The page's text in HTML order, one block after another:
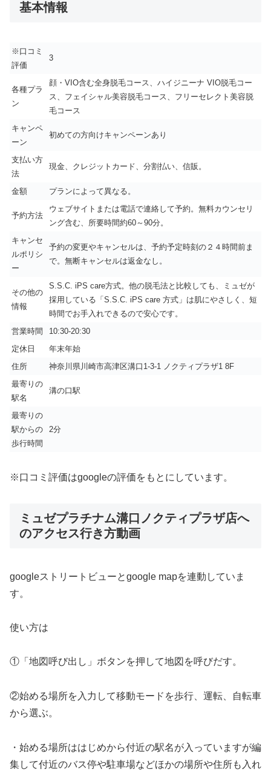
基本情報
※口コミ
評価
3
各種プラ
ン
顔・VIO含む全身脱毛コース、ハイジニーナ VIO脱毛コー
ス、フェイシャル美容脱毛コース、フリーセレクト美容脱
毛コース
キャンペ
ーン
初めての方向けキャンペーンあり
支払い方
法
現金、クレジットカード、分割払い、信販。
金額 プランによって異なる。
予約方法
ウェブサイトまたは電話で連絡して予約。無料カウンセリ
ング含む、所要時間約60～90分。
キャンセ
ルポリシ
ー
予約の変更やキャンセルは、予約予定時刻の２４時間前ま
で。無断キャンセルは返金なし。
その他の
情報
S.S.C. iPS care方式。他の脱毛法と比較しても、ミュゼが
採用している「S.S.C. iPS care 方式」は肌にやさしく、短
時間でお手入れできるので安心です。
営業時間
10:30-20:30
定休日
年末年始
住所
神奈川県川崎市高津区溝口1-3-1 ノクティプラザ1 8F
最寄りの
駅名
溝の口駅
最寄りの
駅からの
歩行時間
2分
※口コミ評価はgoogleの評価をもとにしています。
ミュゼプラチナム溝口ノクティプラザ店へ
のアクセス行き方動画
googleストリートビューとgoogle mapを連動していま
す。
使い方は
①「地図呼び出し」ボタンを押して地図を呼びだす。
②始める場所を入力して移動モードを歩行、運転、自転車
から選ぶ。
・始める場所ははじめから付近の駅名が入っていますが編
集して付近のバス停や駐車場などほかの場所や住所も入れ